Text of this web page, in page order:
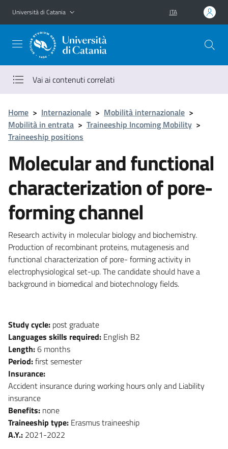
Vai al contenuto principale
Vai al menu di navigazione
Università di Catania ITA
Vai ai contenuti correlati
Home > Internazionale > Mobilità internazionale >
Mobilità in entrata > Traineeship Incoming Mobility >
Traineeship positions
Molecular and functional
characterization of pore-
forming channel
Research activity in molecular biology and biochemistry.
Production of recombinant proteins, mutagenesis and
functional characterization of pore- forming activity in
electrophysiological set-up. The candidate should have a
background in biomedical and biotechnology fields.
Study cycle: post graduate
Languages skills required: English B2
Length:6 months
Period:first semester
Insurance:
Accident insurance during working hours only and Liability
insurance
Benefits: none
Traineeship type: Erasmus traineeship
A.Y.: 2021-2022